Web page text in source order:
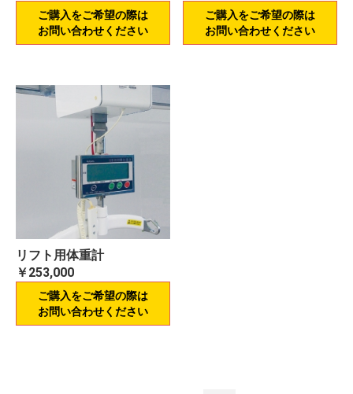
ご購入をご希望の際は
お問い合わせください
ご購入をご希望の際は
お問い合わせください
リフト用体重計
￥253,000
ご購入をご希望の際は
お問い合わせください